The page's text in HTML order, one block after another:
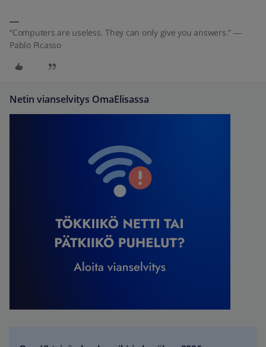
“Computers are useless. They can only give you answers.” ―
Pablo Picasso
Netin vianselvitys OmaElisassa